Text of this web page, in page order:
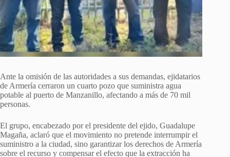
Ante la omisión de las autoridades a sus demandas, ejidatarios
de Armería cerraron un cuarto pozo que suministra agua
potable al puerto de Manzanillo, afectando a más de 70 mil
personas.
El grupo, encabezado por el presidente del ejido, Guadalupe
Magaña, aclaró que el movimiento no pretende interrumpir el
suministro a la ciudad, sino garantizar los derechos de Armería
sobre el recurso y compensar el efecto que la extracción ha